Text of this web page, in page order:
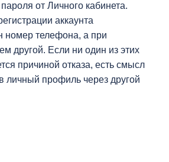
от Личного кабинета.
аккаунта
номер телефона, а при
другой. Если ни один из этих
причиной отказа, есть смысл
личный профиль через другой